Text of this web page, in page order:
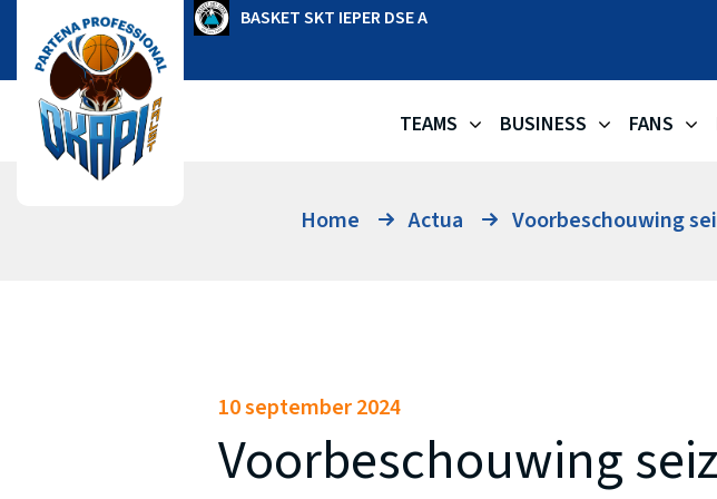
inhoud
OKAPI AALST BASKET SKT IEPER DSE A
TEAMS BUSINESS FANS
Home Actua Voorbeschouwing
10 september 2024
Voorbeschouwing